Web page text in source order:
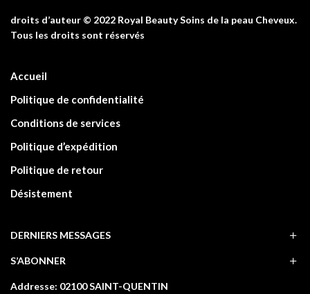
droits d’auteur © 2022 Royal Beauty Soins de la peau Cheveux.
Tous les droits sont réservés
Accueil
Politique de confidentialité
Conditions de services
Politique d’expédition
Politique de retour
Désistement
DERNIERS MESSAGES
S’ABONNER
Addresse: 02100 SAINT-QUENTIN